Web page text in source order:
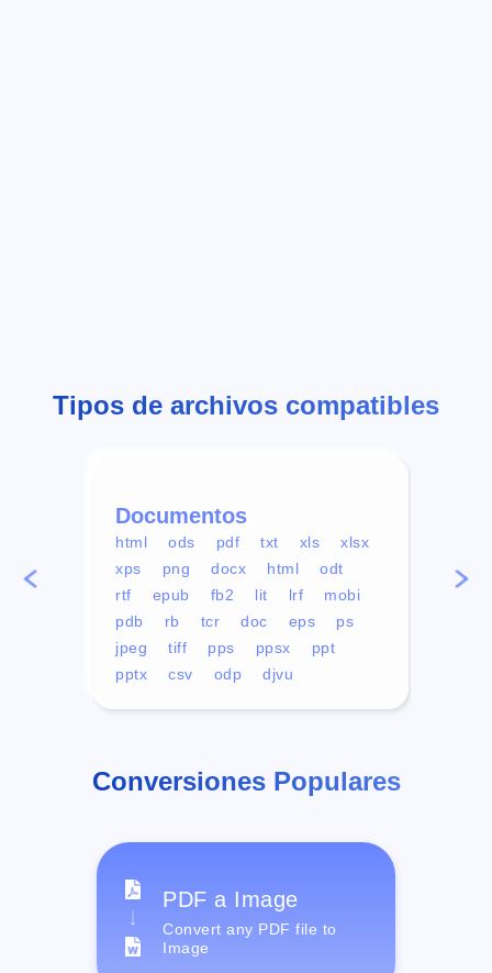
Tipos de archivos compatibles
Documentos
html ods pdf txt xls
xlsx
xps
png docx html
odt
rtf
epub fb2 lit lrf
mobi
pdb
rb tcr doc eps
ps
jpeg
tiff pps ppsx
ppt
pptx
csv odp djvu
mp4
Conversiones Populares
PDF a Image
Convert any PDF file to
Image